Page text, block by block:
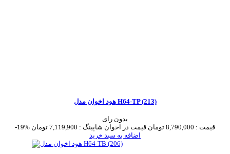
هود اخوان مدل H64-TP (213)
بدون رای
-19%
قیمت : 8,790,000 تومان قیمت در اخوان شاپینگ : 7,119,900 تومان
اضافه به سبد خرید